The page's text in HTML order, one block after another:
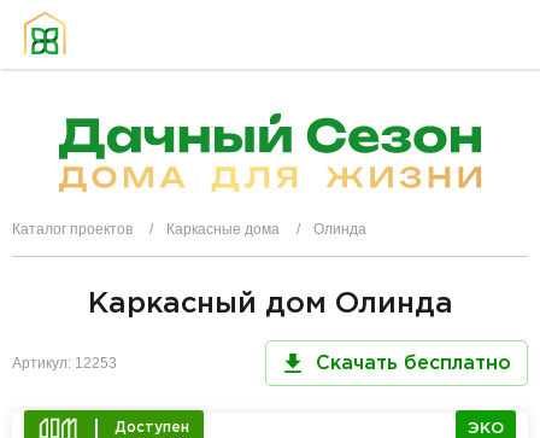
Каталог проектов Каркасные дома Олинда
Каркасный дом Олинда
Артикул: 12253 Скачать бесплатно
Доступен
ЭКО